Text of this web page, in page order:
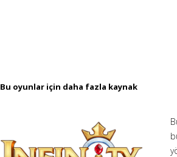
Bu oyunlar için daha fazla kaynak